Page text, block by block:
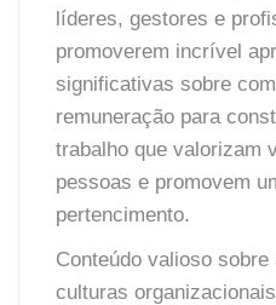
líderes, gestores e
promoverem incrível
significativas sobre
remuneração para
trabalho que valorizam
pessoas e promovem
pertencimento.
Conteúdo valioso
culturas